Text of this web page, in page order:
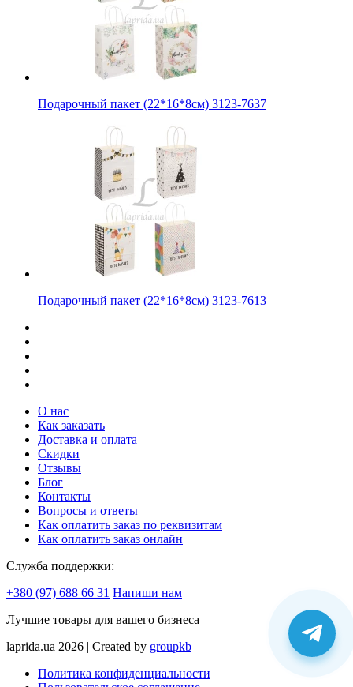
Подарочный пакет (22*16*8см) 3123-7637
Подарочный пакет (22*16*8см) 3123-7613
О нас
Как заказать
Доставка и оплата
Скидки
Отзывы
Блог
Контакты
Вопросы и ответы
Как оплатить заказ по реквизитам
Как оплатить заказ онлайн
Служба поддержки:
+380 (97) 688 66 31 Напиши нам
Лучшие товары для вашего бизнеса
laprida.ua 2026 | Created by groupkb
Политика конфиденциальности